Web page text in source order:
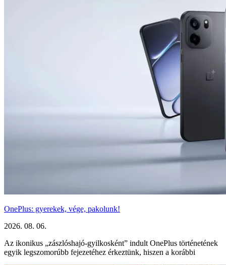
OnePlus: gyerekek, vége, pakolunk!
2026. 08. 06.
Az ikonikus „zászlóshajó-gyilkosként” indult OnePlus történetének
egyik legszomorúbb fejezetéhez érkeztünk, hiszen a korábbi